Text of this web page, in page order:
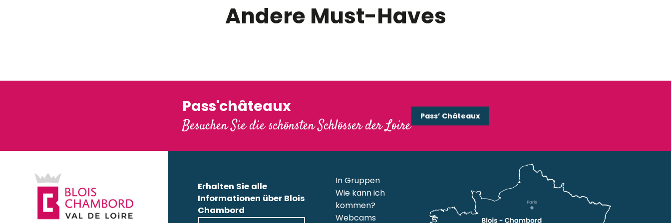
Andere Must-Haves
Pass'châteaux
Besuchen Sie die schönsten Schlösser der Loire
Pass’ Châteaux
Erhalten Sie alle
Informationen über Blois
Chambord
In Gruppen
Wie kann ich
kommen?
Webcams